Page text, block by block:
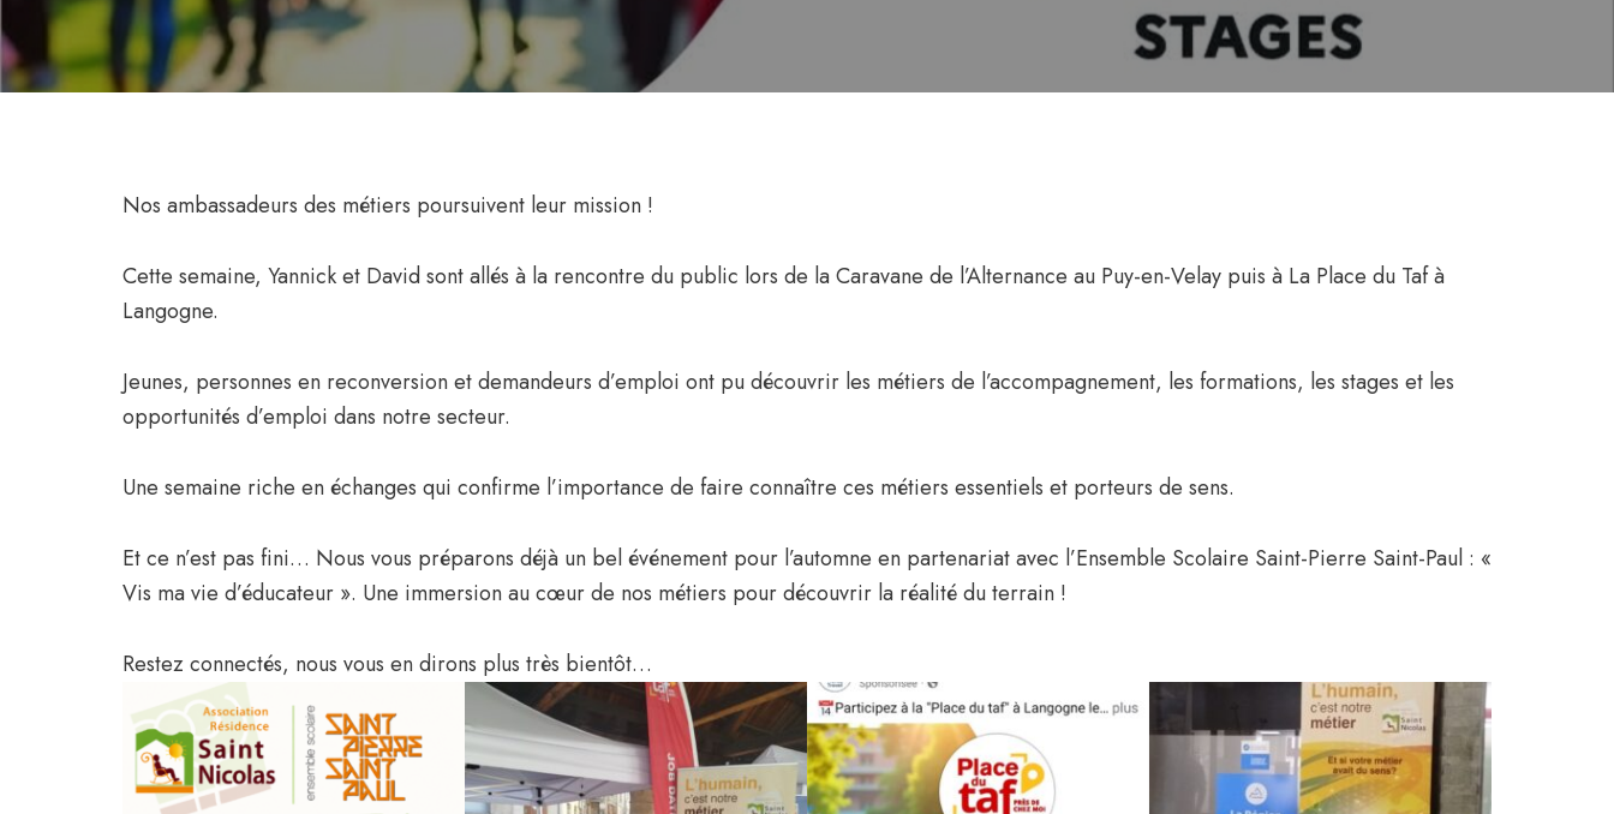
Nos ambassadeurs des métiers poursuivent leur mission !
Cette semaine, Yannick et David sont allés à la rencontre du public lors de la Caravane de l’Alternance au Puy-en-Velay puis à La Place du Taf à
Langogne.
Jeunes, personnes en reconversion et demandeurs d’emploi ont pu découvrir les métiers de l’accompagnement, les formations, les stages et les
opportunités d’emploi dans notre secteur.
Une semaine riche en échanges qui confirme l’importance de faire connaître ces métiers essentiels et porteurs de sens.
Et ce n’est pas fini… Nous vous préparons déjà un bel événement pour l’automne en partenariat avec l’Ensemble Scolaire Saint-Pierre Saint-Paul : «
Vis ma vie d’éducateur ». Une immersion au cœur de nos métiers pour découvrir la réalité du terrain !
Restez connectés, nous vous en dirons plus très bientôt…